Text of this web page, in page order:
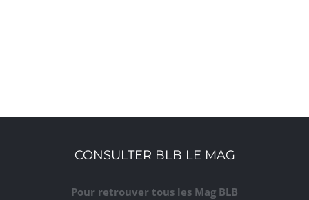
CONSULTER BLB LE MAG
Pour retrouver tous les Mag BLB